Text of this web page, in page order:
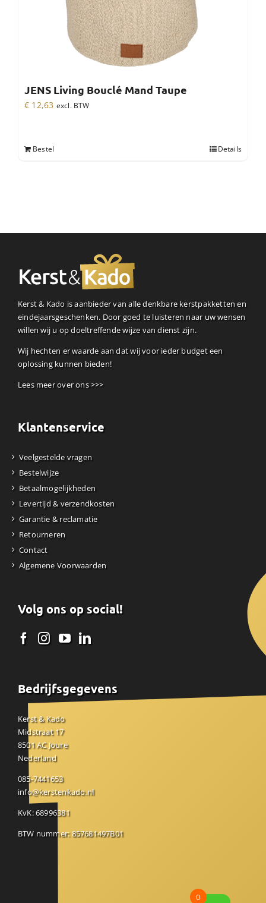
JENS Living Bouclé Mand Taupe
€ 12,63 excl. BTW
Bestel Details
Kerst & Kado is aanbieder van alle denkbare kerstpakketten en
eindejaarsgeschenken. Door goed te luisteren naar uw wensen
willen wij u op doeltreffende wijze van dienst zijn.
Wij hechten er waarde aan dat wij voor ieder budget een
oplossing kunnen bieden!
Lees meer over ons >>>
Klantenservice
Veelgestelde vragen
Bestelwijze
Betaalmogelijkheden
Levertijd & verzendkosten
Garantie & reclamatie
Retourneren
Contact
Algemene Voorwaarden
Volg ons op social!
Bedrijfsgegevens
Kerst & Kado
Midstraat 17
8501 AC Joure
Nederland
085-7441653
info@kerstenkado.nl
KvK: 68996381
BTW nummer: 857681497B01
0